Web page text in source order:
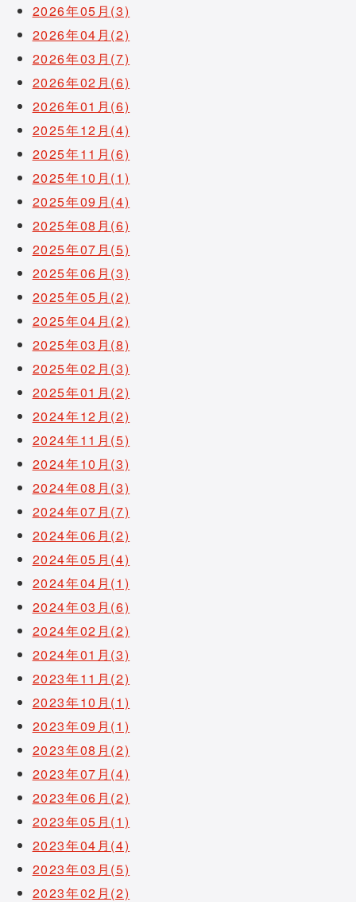
2026年05月(3)
2026年04月(2)
2026年03月(7)
2026年02月(6)
2026年01月(6)
2025年12月(4)
2025年11月(6)
2025年10月(1)
2025年09月(4)
2025年08月(6)
2025年07月(5)
2025年06月(3)
2025年05月(2)
2025年04月(2)
2025年03月(8)
2025年02月(3)
2025年01月(2)
2024年12月(2)
2024年11月(5)
2024年10月(3)
2024年08月(3)
2024年07月(7)
2024年06月(2)
2024年05月(4)
2024年04月(1)
2024年03月(6)
2024年02月(2)
2024年01月(3)
2023年11月(2)
2023年10月(1)
2023年09月(1)
2023年08月(2)
2023年07月(4)
2023年06月(2)
2023年05月(1)
2023年04月(4)
2023年03月(5)
2023年02月(2)